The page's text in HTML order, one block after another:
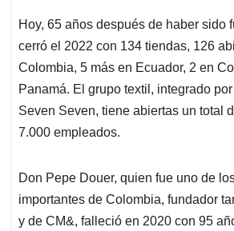
Hoy, 65 años después de haber sido
cerró el 2022 con 134 tiendas, 126
Colombia, 5 más en Ecuador, 2 en
Panamá. El grupo textil, integrado
Seven Seven, tiene abiertas un total
7.000 empleados.
Don Pepe Douer, quien fue uno de
importantes de Colombia, fundador
y de CM&, falleció en 2020 con 95